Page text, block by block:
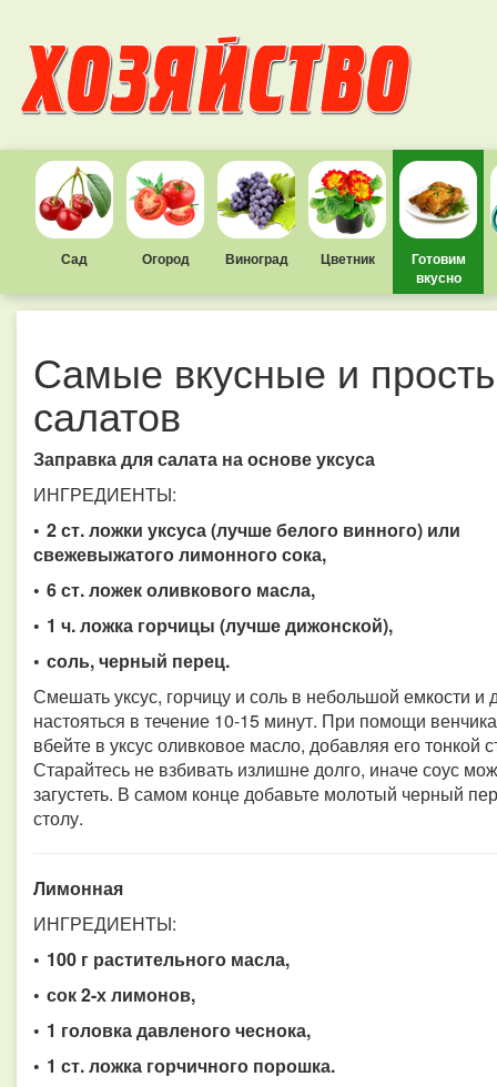
Сад Огород Виноград Цветник
Готовим
вкусно
Самые вкусные и
салатов
Заправка для салата на основе уксуса
ИНГРЕДИЕНТЫ:
• 2 ст. ложки уксуса (лучше белого винного) или
свежевыжатого лимонного сока,
• 6 ст. ложек оливкового масла,
• 1 ч. ложка горчицы (лучше дижонской),
• соль, черный перец.
Смешать уксус, горчицу и соль в небольшой емкости и
настояться в течение 10-15 минут. При помощи
вбейте в уксус оливковое масло, добавляя его тонкой
Старайтесь не взбивать излишне долго, иначе соус
загустеть. В самом конце добавьте молотый черный
столу.
Лимонная
ИНГРЕДИЕНТЫ:
• 100 г растительного масла,
• сок 2-х лимонов,
• 1 головка давленого чеснока,
• 1 ст. ложка горчичного порошка.